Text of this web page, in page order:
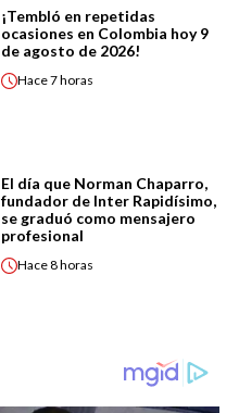
¡Tembló en repetidas
ocasiones en Colombia hoy 9
de agosto de 2026!
Hace7 horas
El día que Norman Chaparro,
fundador de Inter Rapidísimo,
se graduó como mensajero
profesional
Hace8 horas